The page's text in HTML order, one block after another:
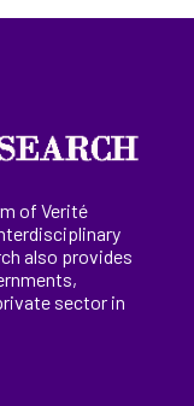
of Verité
also provides
sector in